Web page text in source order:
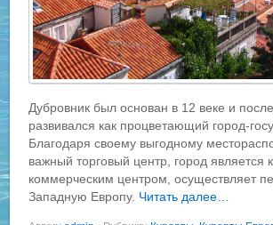
Дубровник был основан в 12 веке и
развивался как процветающий город-
Благодаря своему выгодному
важный торговый центр, город является
коммерческим центром, осуществляет
Западную Европу. Читать далее…